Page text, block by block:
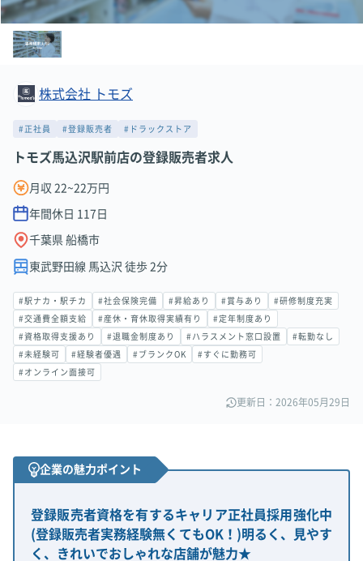
株式会社 トモズ
#正社員 #登録販売者 #ドラックストア
トモズ馬込沢駅前店の登録販売者求人
月収 22~22万円
年間休日 117 日
千葉県 船橋市
東武野田線 馬込沢 徒歩 2分
#駅ナカ・駅チカ #社会保険完備 #昇給あり #賞与あり #研修制度充実
#交通費全額支給 #産休・育休取得実績有り #定年制度あり
#資格取得支援あり #退職金制度あり #ハラスメント窓口設置 #転勤なし
#未経験可 #経験者優遇 #ブランクOK #すぐに勤務可
#オンライン面接可
更新日：2026年05月29日
企業の魅力ポイント
登録販売者資格を有するキャリア正社員採用強化中
(登録販売者実務経験無くてもOK！)明るく、見やす
く、きれいでおしゃれな店舗が魅力★